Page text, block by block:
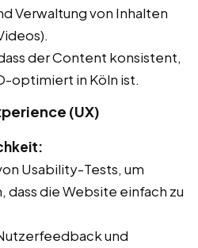
Verwaltung von Inhalten
der Content konsistent,
optimiert in Köln ist.
(UX)
Usability-Tests, um
dass die Website einfach zu
und